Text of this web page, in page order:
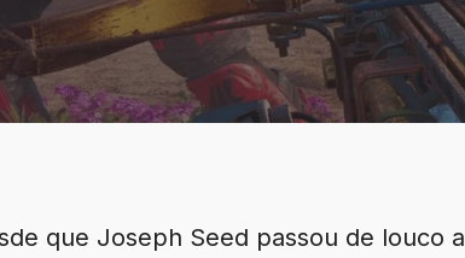
que Joseph Seed passou de louco a